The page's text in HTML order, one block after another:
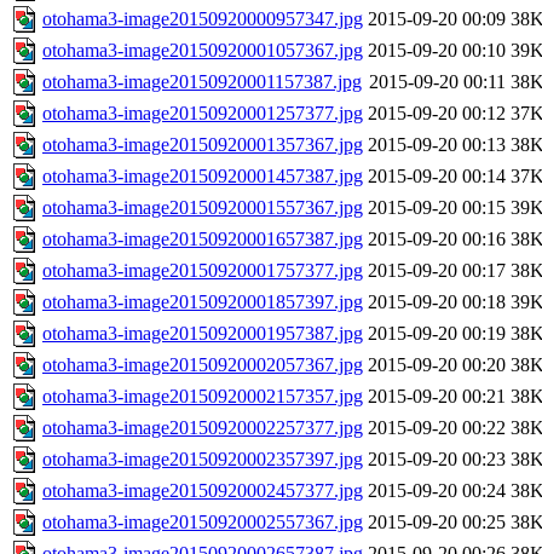
otohama3-image20150920000957347.jpg 2015-09-20 00:09
otohama3-image20150920001057367.jpg 2015-09-20 00:10
otohama3-image20150920001157387.jpg 2015-09-20 00:11
otohama3-image20150920001257377.jpg 2015-09-20 00:12
otohama3-image20150920001357367.jpg 2015-09-20 00:13
otohama3-image20150920001457387.jpg 2015-09-20 00:14
otohama3-image20150920001557367.jpg 2015-09-20 00:15
otohama3-image20150920001657387.jpg 2015-09-20 00:16
otohama3-image20150920001757377.jpg 2015-09-20 00:17
otohama3-image20150920001857397.jpg 2015-09-20 00:18
otohama3-image20150920001957387.jpg 2015-09-20 00:19
otohama3-image20150920002057367.jpg 2015-09-20 00:20
otohama3-image20150920002157357.jpg 2015-09-20 00:21
otohama3-image20150920002257377.jpg 2015-09-20 00:22
otohama3-image20150920002357397.jpg 2015-09-20 00:23
otohama3-image20150920002457377.jpg 2015-09-20 00:24
otohama3-image20150920002557367.jpg 2015-09-20 00:25